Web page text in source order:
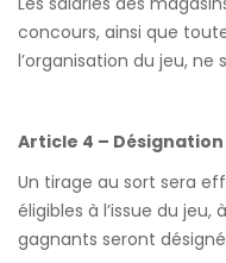
concours, ainsi que
l’organisation du jeu,
Article 4 –
Un tirage au sort sera
éligibles à l’issue du
gagnants seront